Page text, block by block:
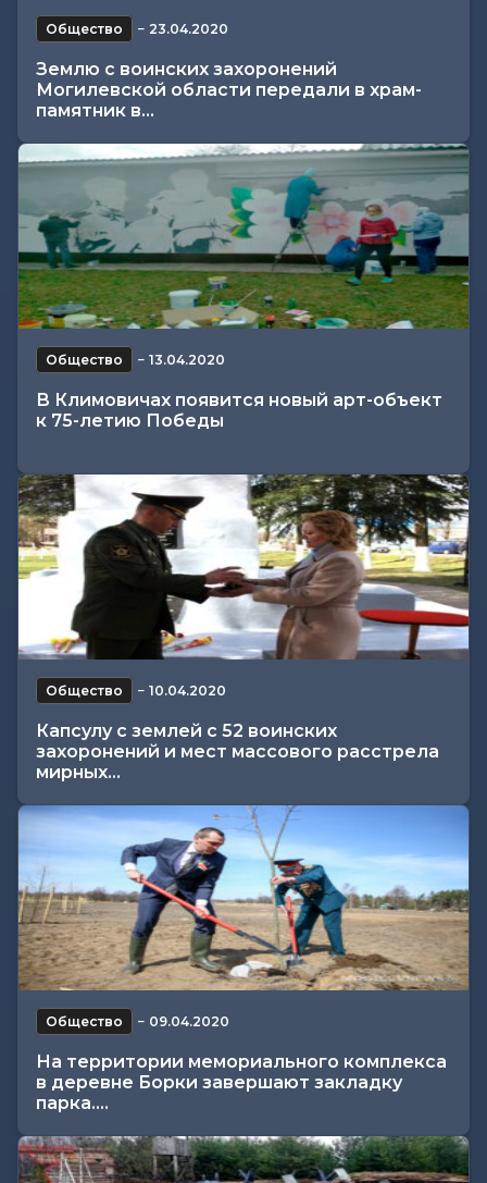
Общество − 23.04.2020
Землю с воинских захоронений
Могилевской области передали в храм-
памятник в...
Общество − 13.04.2020
В Климовичах появится новый арт-объект
к 75-летию Победы
Общество − 10.04.2020
Капсулу с землей с 52 воинских
захоронений и мест массового расстрела
мирных...
Общество − 09.04.2020
На территории мемориального комплекса
в деревне Борки завершают закладку
парка....